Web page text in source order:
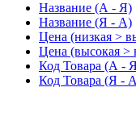
Название (А - Я)
Название (Я - А)
Цена (низкая >
Цена (высокая >
Код Товара (А -
Код Товара (Я -